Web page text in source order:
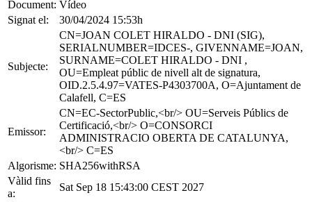
Document: Vídeo
Signat el:
30/04/2024 15:53h
Subjecte:
CN=JOAN COLET HIRALDO - DNI (SIG),
SERIALNUMBER=IDCES-, GIVENNAME=JOAN,
SURNAME=COLET HIRALDO - DNI ,
OU=Empleat públic de nivell alt de signatura,
OID.2.5.4.97=VATES-P4303700A, O=Ajuntament de
Calafell, C=ES
Emissor:
CN=EC-SectorPublic,<br/> OU=Serveis Públics de
Certificació,<br/> O=CONSORCI
ADMINISTRACIO OBERTA DE CATALUNYA,
<br/> C=ES
Algorisme: SHA256withRSA
Vàlid fins
a:
Sat Sep 18 15:43:00 CEST 2027